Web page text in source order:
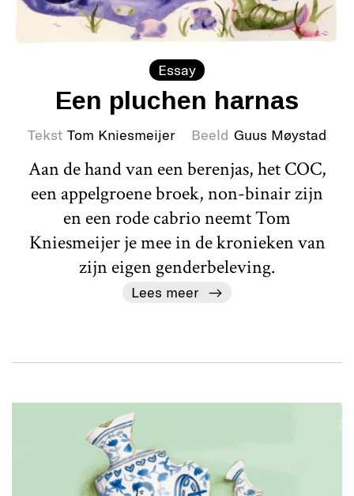
Essay
Een pluchen harnas
Tekst Tom Kniesmeijer Beeld Guus Møystad
Aan de hand van een berenjas, het COC,
een appelgroene broek, non-binair zijn
en een rode cabrio neemt Tom
Kniesmeijer je mee in de kronieken van
zijn eigen genderbeleving.
Lees meer